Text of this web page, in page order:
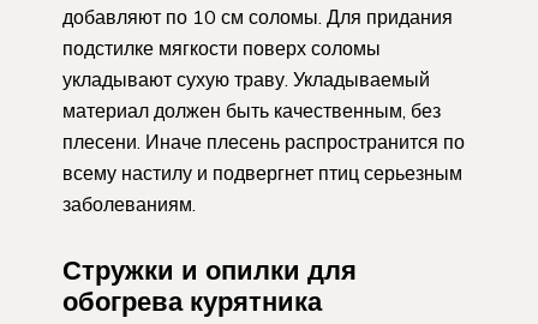
добавляют по 10 см соломы. Для придания
подстилке мягкости поверх соломы
укладывают сухую траву. Укладываемый
материал должен быть качественным, без
плесени. Иначе плесень распространится по
всему настилу и подвергнет птиц серьезным
заболеваниям.
Стружки и опилки для
обогрева курятника